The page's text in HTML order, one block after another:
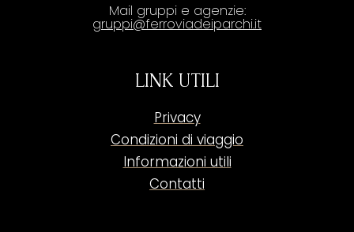
Mail gruppi e agenzie:
gruppi@ferroviadeiparchi.it
LINK UTILI
Privacy
Condizioni di viaggio
Informazioni utili
Contatti